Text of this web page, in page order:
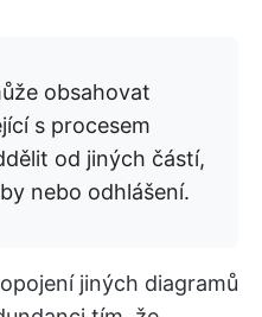
obsahovat
s procesem
od jiných částí,
nebo odhlášení.
jiných diagramů